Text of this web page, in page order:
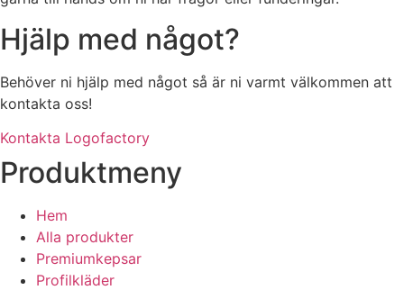
Hjälp med något?
Behöver ni hjälp med något så är ni varmt välkommen att
kontakta oss!
Kontakta Logofactory
Produktmeny
Hem
Alla produkter
Premiumkepsar
Profilkläder